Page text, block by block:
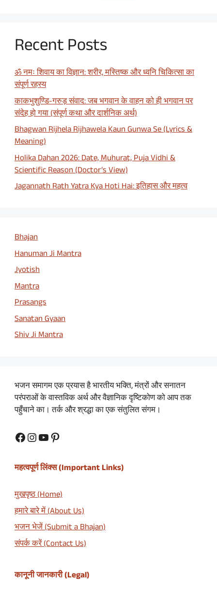
Recent Posts
ॐ नमः शिवाय का विज्ञान: शरीर, मस्तिष्क और ध्वनि चिकित्सा का
संपूर्ण रहस्य
काकभुशुण्डि-गरुड़ संवाद: जब भगवान के वाहन को ही भगवान पर
संदेह हो गया (संपूर्ण कथा और दार्शनिक अर्थ)
Bhagwan Rijhela Rijhawela Kaun Gunwa Se (Lyrics &
Meaning)
Holika Dahan 2026: Date, Muhurat, Puja Vidhi &
Scientific Reason (Doctor’s View)
Jagannath Rath Yatra Kya Hoti Hai: इतिहास और महत्व
Bhajan
Hanuman Ji Mantra
Jyotish
Mantra
Prasangs
Sanatan Gyaan
Shiv Ji Mantra
भजन समागम एक प्रयास है भारतीय भक्ति, मंत्रों और सनातन
परंपराओं के वास्तविक अर्थ और वैज्ञानिक दृष्टिकोण को आप तक
पहुँचाने का। तर्क और श्रद्धा का एक संतुलित संगम।
Facebook
Instagram
YouTube
Pinterest
महत्वपूर्ण लिंक्स (Important Links)
मुखपृष्ठ (Home)
हमारे बारे में (About Us)
भजन भेजें (Submit a Bhajan)
संपर्क करें (Contact Us)
कानूनी जानकारी (Legal)